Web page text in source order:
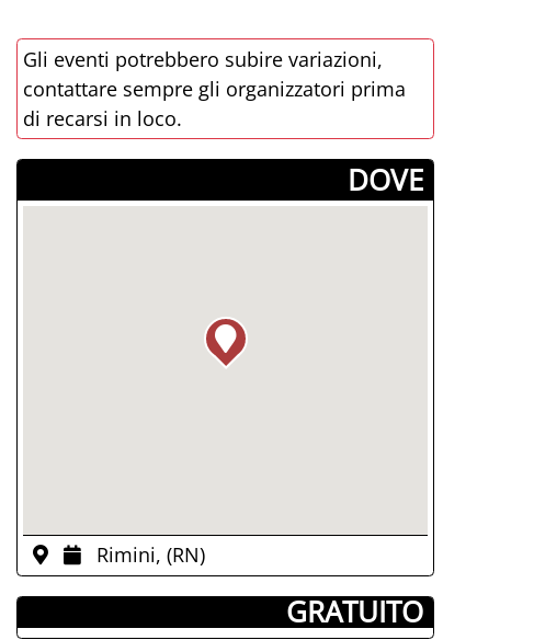
Gli eventi potrebbero subire variazioni,
contattare sempre gli organizzatori prima
di recarsi in loco.
­DOVE
Rimini, (RN)
­ GRATUITO